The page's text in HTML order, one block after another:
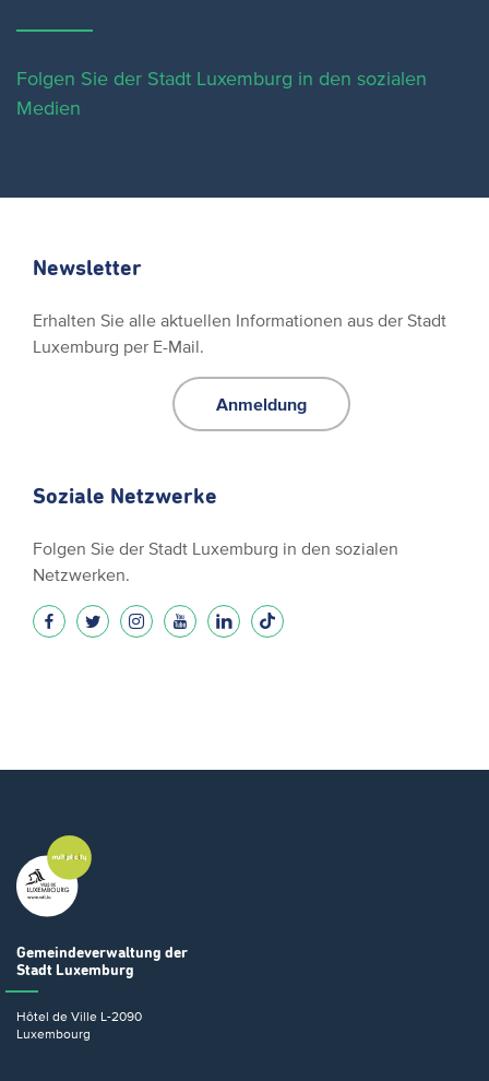
Folgen Sie der Stadt Luxemburg in den sozialen
Medien
Newsletter
Erhalten Sie alle aktuellen Informationen aus der Stadt
Luxemburg per E-Mail.
Anmeldung
Soziale Netzwerke
Folgen Sie der Stadt Luxemburg in den sozialen
Netzwerken.
Gemeindeverwaltung der
Stadt Luxemburg
Hôtel de Ville L-2090
Luxembourg